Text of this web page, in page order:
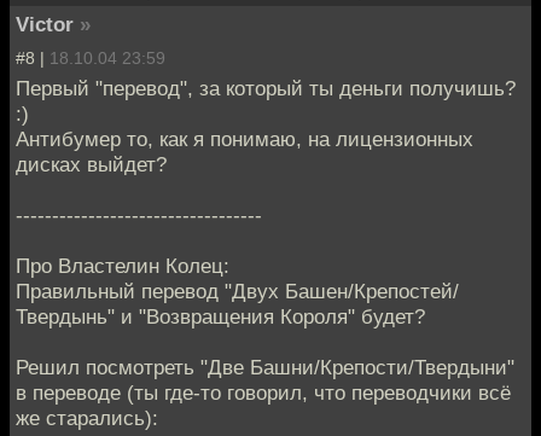
Victor »
#8 | 18.10.04 23:59
Первый "перевод", за который ты деньги получишь?
:)
Антибумер то, как я понимаю, на лицензионных
дисках выйдет?
----------------------------------
Про Властелин Колец:
Правильный перевод "Двух Башен/Крепостей/
Твердынь" и "Возвращения Короля" будет?
Решил посмотреть "Две Башни/Крепости/Твердыни"
в переводе (ты где-то говорил, что переводчики всё
же старались):